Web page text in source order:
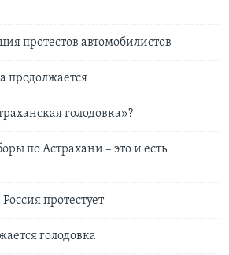
протестов автомобилистов
продолжается
голодовка»?
по Астрахани – это и есть
протестует
голодовка